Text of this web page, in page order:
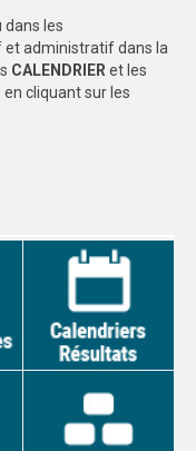
les
et administratif dans la
CALENDRIER et les
en cliquant sur les